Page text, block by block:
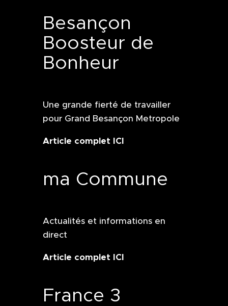
Besançon
Boosteur de
Bonheur
Une grande fierté de travailler
pour Grand Besançon Metropole
Article complet ICI
ma Commune
Actualités et informations en
direct
Article complet ICI
France 3